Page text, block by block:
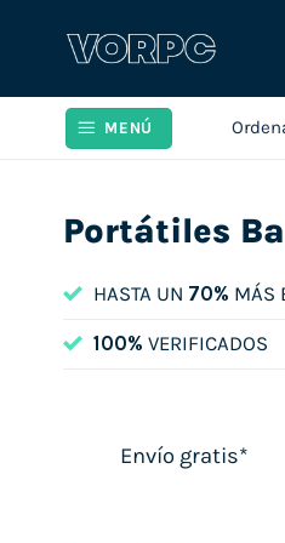
MENÚ
Portátiles
HASTA UN 70% MÁS
100% VERIFICADOS
Envío gratis*